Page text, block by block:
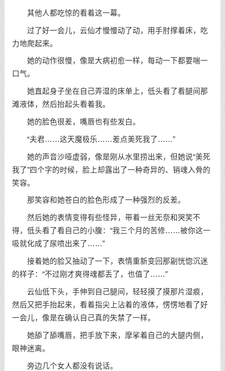
其他人都吃惊的看着这一幕。
过了好一会儿，云仙才慢慢动了动，用手肘撑着床，吃
力地爬起来。
她的动作很慢，像是大病初愈一样，每动一下都要喘一
口气。
她直起身子坐在自己弄湿的床单上，低头看了看腿间那
滩液体，然后抬起头看着我。
她的脸色很差，嘴唇也有些发白。
“夫君……这天魔极乐……差点美死我了……”
她的声音沙哑虚弱，像是刚从水里捞出来，但她说“美死
我了”四个字的时候，脸上却露出了一种奇异的、销魂入骨的
笑容。
那笑容和她苍白的脸色形成了一种强烈的反差。
然后她的表情变得有些怪异，带着一丝无奈和哭笑不
得，低头看了看自己的小腹：“我三个月的苦修……被你这一
吸就化成了尿喷出来了……”
接着她的脸又抽动了一下，表情重新变回那副恍惚沉迷
的样子：“不过刚才爽得魂都丢了，也值了……”
云仙低下头，手伸到自己腿间，轻轻摸了摸那片湿痕，
然后又把手抬起来，看着指尖上沾着的液体，愣愣地看了好
一会儿，像是在确认自己真的失禁了一样。
她舔了舔嘴唇，把手放下来，摩挲着自己的大腿内侧，
眼神迷离。
旁边几个女人都没有说话。